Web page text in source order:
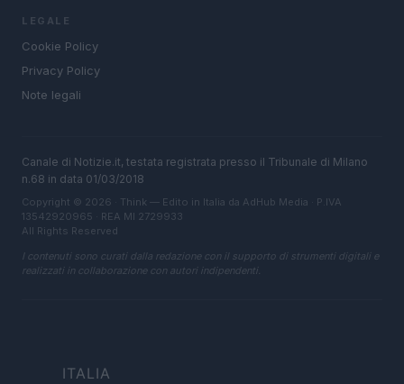
LEGALE
Cookie Policy
Privacy Policy
Note legali
Canale di Notizie.it, testata registrata presso il Tribunale di Milano
n.68 in data 01/03/2018
Copyright © 2026 · Think — Edito in Italia da AdHub Media · P.IVA
13542920965 · REA MI 2729933
All Rights Reserved
I contenuti sono curati dalla redazione con il supporto di strumenti digitali e
realizzati in collaborazione con autori indipendenti.
ITALIA